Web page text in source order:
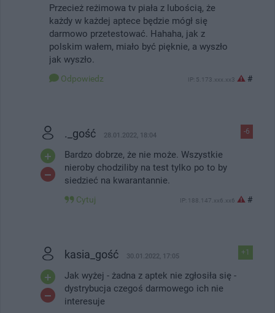
Przecież reżimowa tv piała z lubością, że
każdy w każdej aptece będzie mógł się
darmowo przetestować. Hahaha, jak z
polskim wałem, miało być pięknie, a wyszło
jak wyszło.
Odpowiedz IP: 5.173.xxx.xx3 #
-6
._gość 28.01.2022, 18:04
Bardzo dobrze, że nie może. Wszystkie
nieroby chodziliby na test tylko po to by
siedzieć na kwarantannie.
Cytuj IP: 188.147.xx6.xx6 #
+1
kasia_gość 30.01.2022, 17:05
Jak wyżej - żadna z aptek nie zgłosiła się -
dystrybucja czegoś darmowego ich nie
interesuje